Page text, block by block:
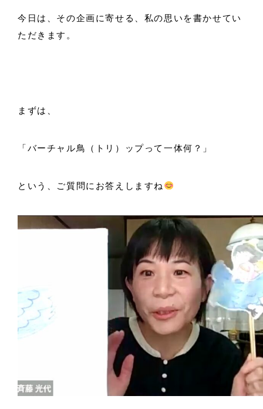
今日は、その企画に寄せる、私の思いを書かせてい
ただきます。
まずは、
「バーチャル鳥（トリ）ップって一体何？」
という、ご質問にお答えしますね